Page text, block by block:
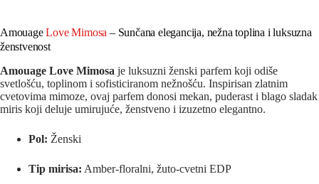
AmouageLove Mimosa – Sunčana elegancija, nežna toplina i luksuzna
ženstvenost
Amouage Love Mimosa je luksuzni ženski parfem koji odiše
svetlošću, toplinom i sofisticiranom nežnošću. Inspirisan zlatnim
cvetovima mimoze, ovaj parfem donosi mekan, puderast i blago sladak
miris koji deluje umirujuće, ženstveno i izuzetno elegantno.
Pol: Ženski
Tip mirisa: Amber‑floralni, žuto‑cvetni EDP